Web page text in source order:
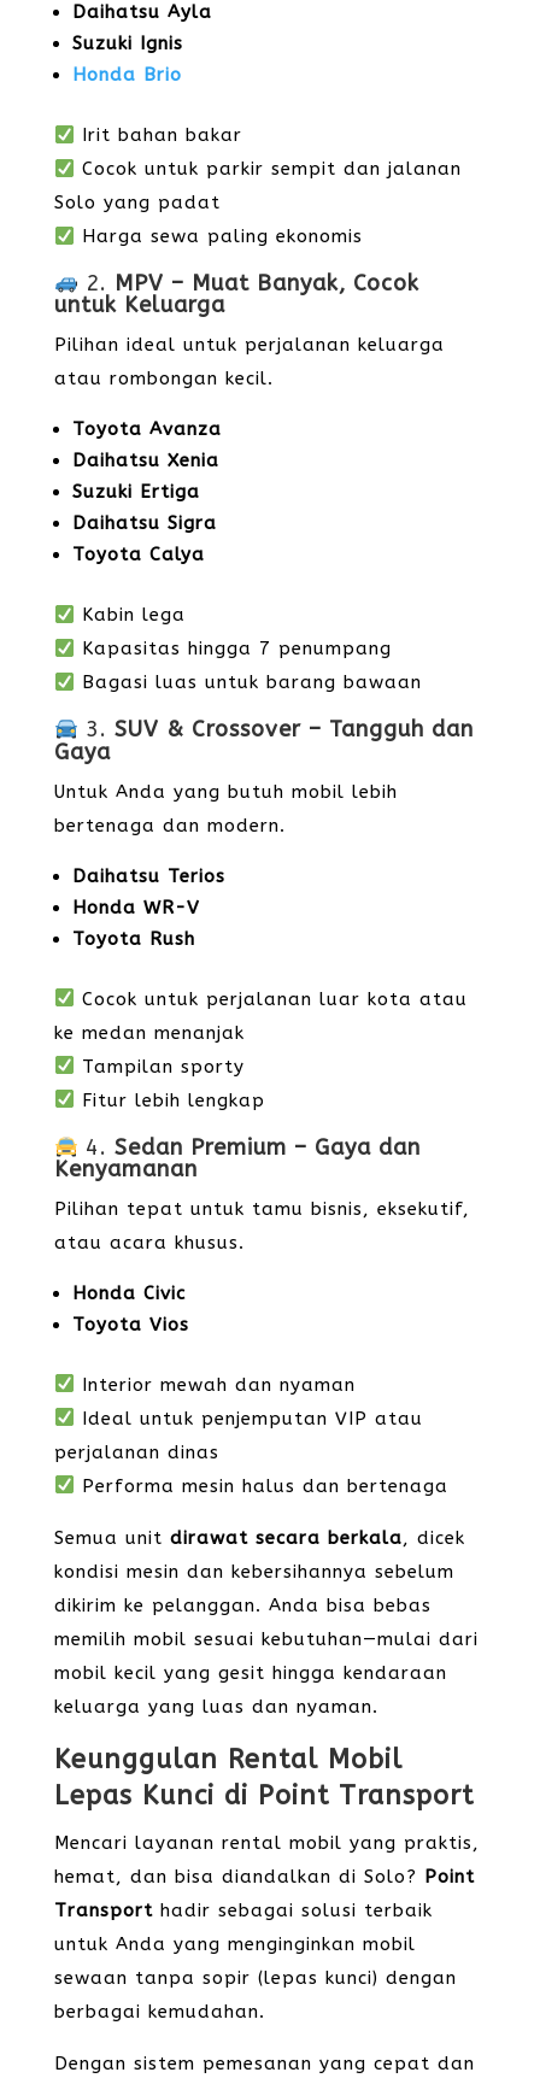
Daihatsu Ayla
Suzuki Ignis
Honda Brio
Irit bahan bakar
Cocok untuk parkir sempit dan jalanan
Solo yang padat
Harga sewa paling ekonomis
2. MPV – Muat Banyak, Cocok
untuk Keluarga
Pilihan ideal untuk perjalanan keluarga
atau rombongan kecil.
Toyota Avanza
Daihatsu Xenia
Suzuki Ertiga
Daihatsu Sigra
Toyota Calya
Kabin lega
Kapasitas hingga 7 penumpang
Bagasi luas untuk barang bawaan
3.SUV & Crossover – Tangguh dan
Gaya
Untuk Anda yang butuh mobil lebih
bertenaga dan modern.
Daihatsu Terios
Honda WR-V
Toyota Rush
Cocok untuk perjalanan luar kota atau
ke medan menanjak
Tampilan sporty
Fitur lebih lengkap
4.Sedan Premium – Gaya dan
Kenyamanan
Pilihan tepat untuk tamu bisnis, eksekutif,
atau acara khusus.
Honda Civic
Toyota Vios
Interior mewah dan nyaman
Ideal untuk penjemputan VIP atau
perjalanan dinas
Performa mesin halus dan bertenaga
Semua unit dirawat secara berkala, dicek
kondisi mesin dan kebersihannya sebelum
dikirim ke pelanggan. Anda bisa bebas
memilih mobil sesuai kebutuhan—mulai dari
mobil kecil yang gesit hingga kendaraan
keluarga yang luas dan nyaman.
Keunggulan Rental Mobil
Lepas Kunci di Point Transport
Mencari layanan rental mobil yang praktis,
hemat, dan bisa diandalkan di Solo? Point
Transporthadir sebagai solusi terbaik
untuk Anda yang menginginkan mobil
sewaan tanpa sopir (lepas kunci) dengan
berbagai kemudahan.
Dengan sistem pemesanan yang cepat dan